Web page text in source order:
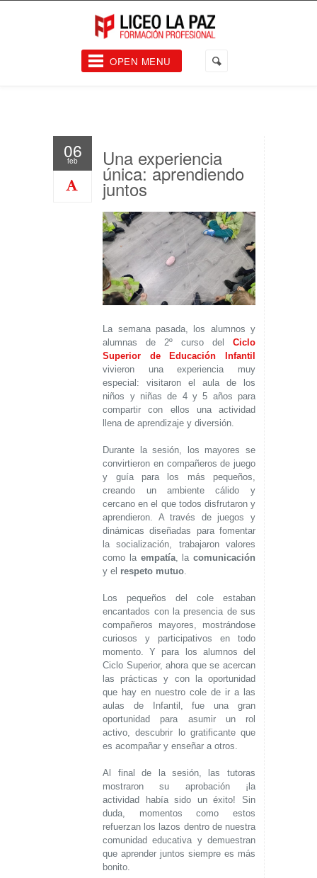
OPEN MENU
06
feb Una experiencia
única: aprendiendo
juntos
La semana pasada, los alumnos y
alumnas de 2º curso del Ciclo
Superior de Educación Infantil
vivieron una experiencia muy
especial: visitaron el aula de los
niños y niñas de 4 y 5 años para
compartir con ellos una actividad
llena de aprendizaje y diversión.
Durante la sesión, los mayores se
convirtieron en compañeros de juego
y guía para los más pequeños,
creando un ambiente cálido y
cercano en el que todos disfrutaron y
aprendieron. A través de juegos y
dinámicas diseñadas para fomentar
la socialización, trabajaron valores
como la empatía, la comunicación
y el respeto mutuo.
Los pequeños del cole estaban
encantados con la presencia de sus
compañeros mayores, mostrándose
curiosos y participativos en todo
momento. Y para los alumnos del
Ciclo Superior, ahora que se acercan
las prácticas y con la oportunidad
que hay en nuestro cole de ir a las
aulas de Infantil, fue una gran
oportunidad para asumir un rol
activo, descubrir lo gratificante que
es acompañar y enseñar a otros.
Al final de la sesión, las tutoras
mostraron su aprobación ¡la
actividad había sido un éxito! Sin
duda, momentos como estos
refuerzan los lazos dentro de nuestra
comunidad educativa y demuestran
que aprender juntos siempre es más
bonito.